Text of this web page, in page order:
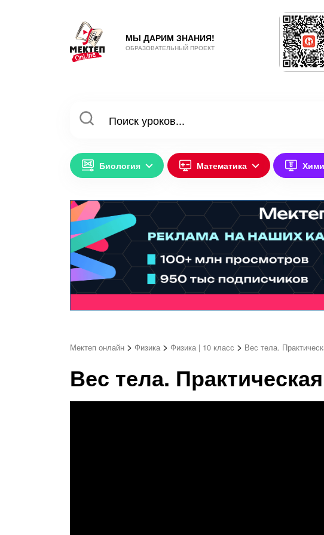
МЫ ДАРИМ ЗНАНИЯ!
ОБРАЗОВАТЕЛЬНЫЙ ПРОЕКТ
Биология Математика
Мектеп онлайн > Физика > Физика | 10 класс > Вес тела.
Вес тела.